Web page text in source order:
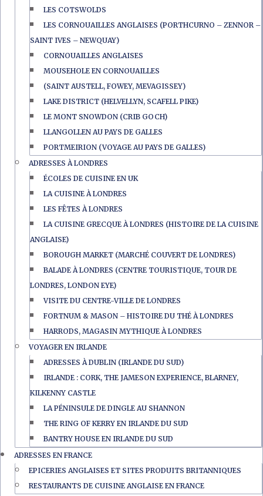
LES COTSWOLDS
LES CORNOUAILLES ANGLAISES (PORTHCURNO – ZENNOR –
SAINT IVES – NEWQUAY)
CORNOUAILLES ANGLAISES
MOUSEHOLE EN CORNOUAILLES
(SAINT AUSTELL, FOWEY, MEVAGISSEY)
LAKE DISTRICT (HELVELLYN, SCAFELL PIKE)
LE MONT SNOWDON (CRIB GOCH)
LLANGOLLEN AU PAYS DE GALLES
PORTMEIRION (VOYAGE AU PAYS DE GALLES)
ADRESSES À LONDRES
ÉCOLES DE CUISINE EN UK
LA CUISINE À LONDRES
LES FÊTES À LONDRES
LA CUISINE GRECQUE À LONDRES (HISTOIRE DE LA CUISINE
ANGLAISE)
BOROUGH MARKET (MARCHÉ COUVERT DE LONDRES)
BALADE À LONDRES (CENTRE TOURISTIQUE, TOUR DE
LONDRES, LONDON EYE)
VISITE DU CENTRE-VILLE DE LONDRES
FORTNUM & MASON – HISTOIRE DU THÉ À LONDRES
HARRODS, MAGASIN MYTHIQUE À LONDRES
VOYAGER EN IRLANDE
ADRESSES À DUBLIN (IRLANDE DU SUD)
IRLANDE : CORK, THE JAMESON EXPERIENCE, BLARNEY,
KILKENNY CASTLE
LA PÉNINSULE DE DINGLE AU SHANNON
THE RING OF KERRY EN IRLANDE DU SUD
BANTRY HOUSE EN IRLANDE DU SUD
ADRESSES EN FRANCE
EPICERIES ANGLAISES ET SITES PRODUITS BRITANNIQUES
RESTAURANTS DE CUISINE ANGLAISE EN FRANCE